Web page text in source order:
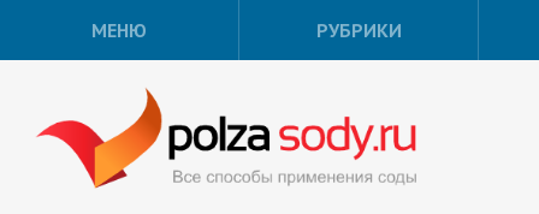
МЕНЮ РУБРИКИ